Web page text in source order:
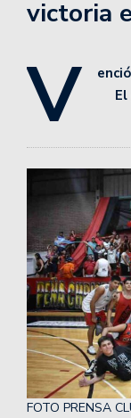
victoria
V
FOTO PRENSA